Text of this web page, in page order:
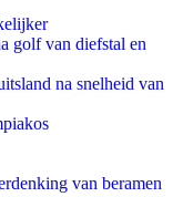
golf van diefstal en
na snelheid van
van beramen